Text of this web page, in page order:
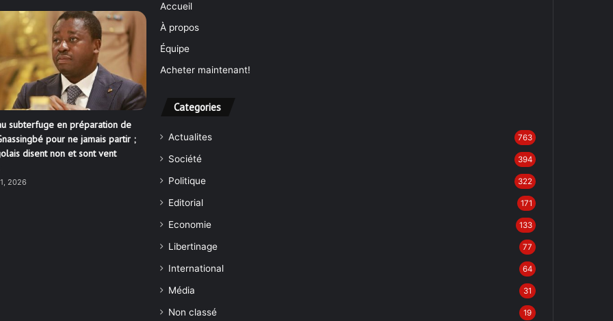
subterfuge en préparation de
pour ne jamais partir ;
disent non et sont vent
2026
Accueil
À propos
Équipe
Acheter maintenant!
Categories
Actualites 763
Société 394
Politique 322
Editorial 171
Economie 133
Libertinage 77
International 64
Média 31
Non classé 19